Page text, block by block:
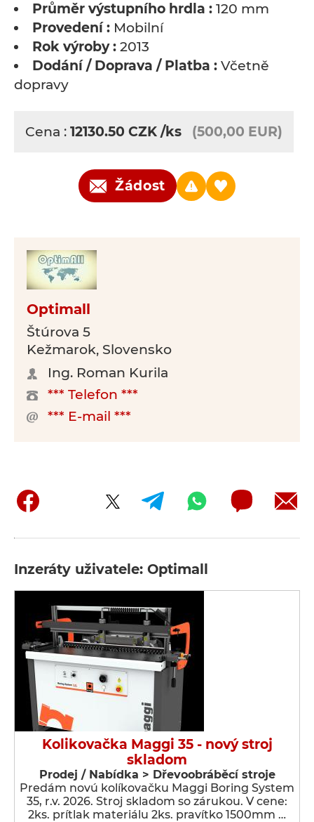
Průměr výstupního hrdla : 120 mm
Provedení : Mobilní
Rok výroby : 2013
Dodání / Doprava / Platba : Včetně
dopravy
Cena : 12130.50 CZK /ks (500,00 EUR)
Žádost
Optimall
Štúrova 5
Kežmarok, Slovensko
Ing. Roman Kurila
*** Telefon ***
*** E-mail ***
Inzeráty uživatele: Optimall
Kolikovačka Maggi 35 - nový stroj
skladom
Prodej / Nabídka > Dřevoobráběcí stroje
Predám novú kolíkovačku Maggi Boring System
35, r.v. 2026. Stroj skladom so zárukou. V cene:
2ks. prítlak materiálu 2ks. pravítko 1500mm …